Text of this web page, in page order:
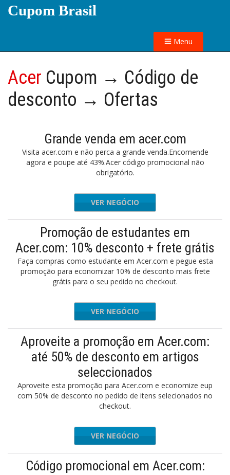
Cupom Brasil
Menu
Acer Cupom → Código de
desconto → Ofertas
Grande venda em acer.com
Visita acer.com e não perca a grande venda.Encomende
agora e poupe até 43%.Acer código promocional não
obrigatório.
VER NEGÓCIO
Promoção de estudantes em
Acer.com: 10% desconto + frete grátis
Faça compras como estudante em Acer.com e pegue esta
promoção para economizar 10% de desconto mais frete
grátis para o seu pedido no checkout.
VER NEGÓCIO
Aproveite a promoção em Acer.com:
até 50% de desconto em artigos
seleccionados
Aproveite esta promoção para Acer.com e economize eup
com 50% de desconto no pedido de itens selecionados no
checkout.
VER NEGÓCIO
Código promocional em Acer.com: